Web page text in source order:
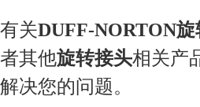
有关DUFF-NORTON旋
者其他旋转接头相关产
解决您的问题。